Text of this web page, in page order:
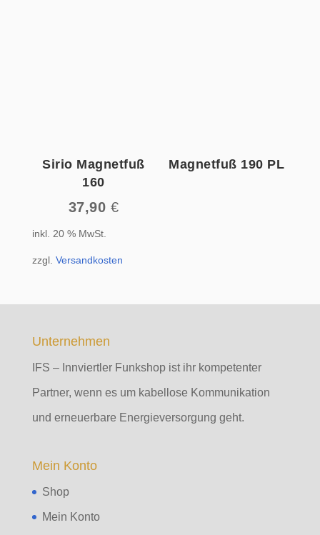
Sirio Magnetfuß
160
37,90 €
inkl. 20 % MwSt.
zzgl. Versandkosten
Magnetfuß 190 PL
Unternehmen
IFS – Innviertler Funkshop ist ihr kompetenter
Partner, wenn es um kabellose Kommunikation
und erneuerbare Energieversorgung geht.
Mein Konto
Shop
Mein Konto